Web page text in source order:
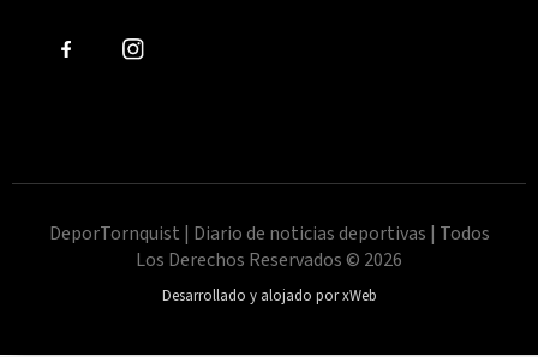
DeporTornquist | Diario de noticias deportivas | Todos
Los Derechos Reservados © 2026
Desarrollado y alojado por xWeb